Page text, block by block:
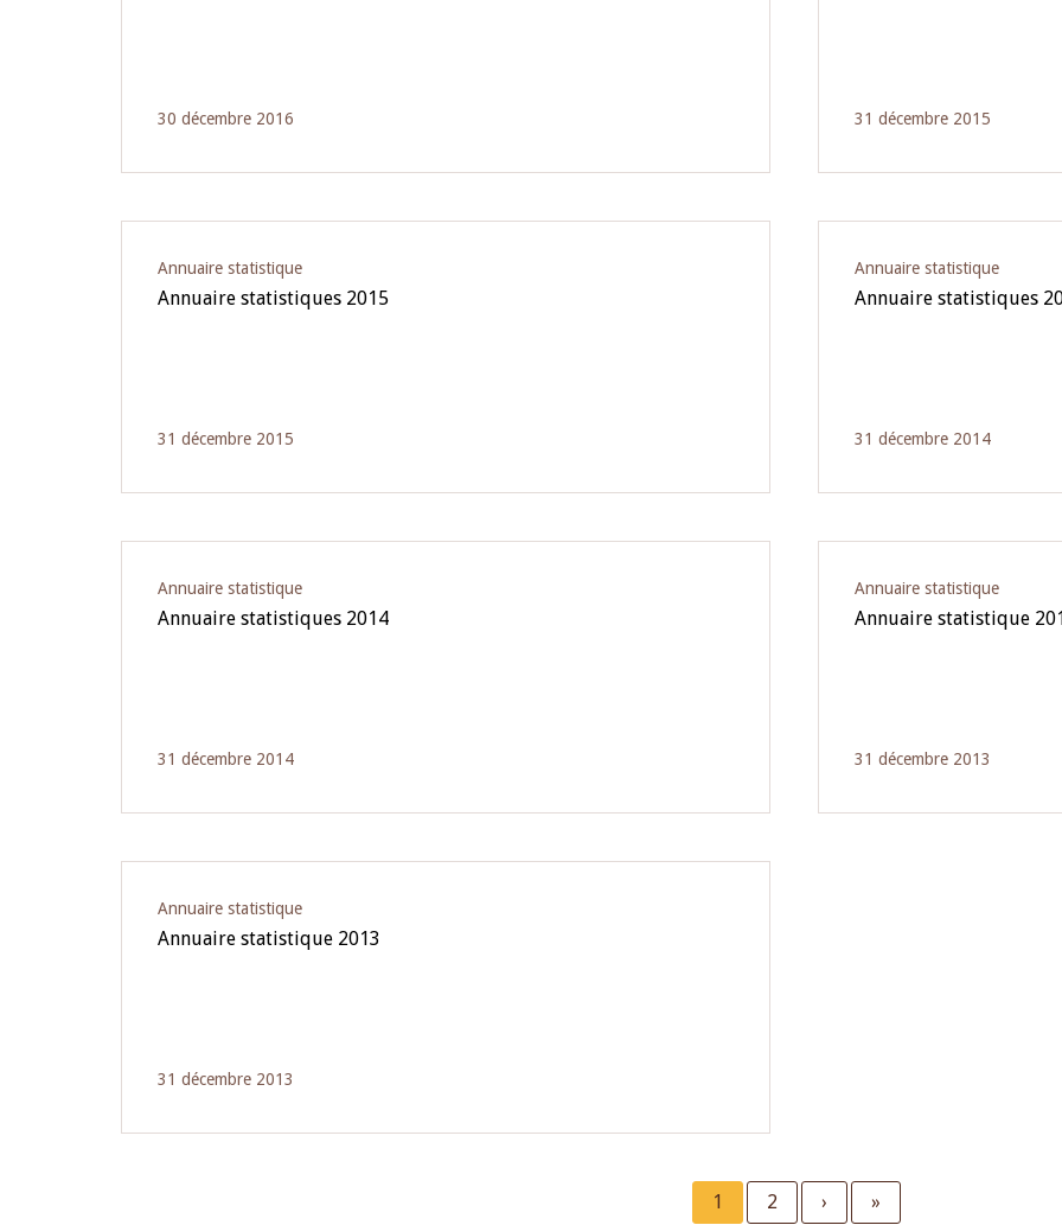
30 décembre 2016 31 décembre 2015
Annuaire statistique
Annuaire statistiques 2015
31 décembre 2015
Annuaire statistique
Annuaire statistiques
31 décembre 2014
Annuaire statistique
Annuaire statistiques 2014
31 décembre 2014
Annuaire statistique
Annuaire statistique
31 décembre 2013
Annuaire statistique
Annuaire statistique 2013
31 décembre 2013
Current
1 Page
2
Next
›
Last
»